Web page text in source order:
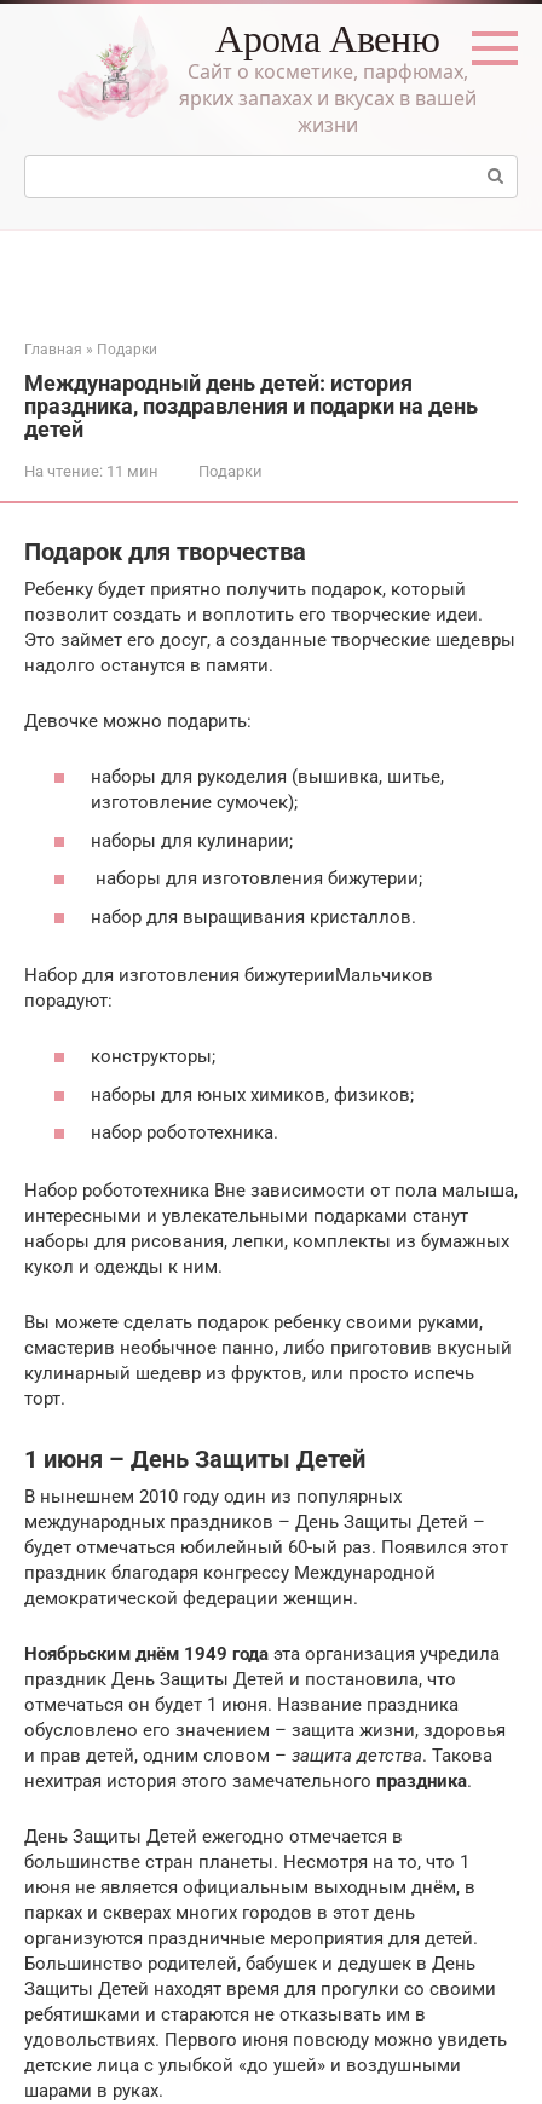
Перейти
Арома Авеню
Сайт о косметике, парфюмах,
ярких запахах и вкусах в вашей
жизни
Поиск:
Главная » Подарки
Международный день детей: история
праздника, поздравления и подарки на день
детей
На чтение: 11 мин Подарки
Подарок для творчества
Ребенку будет приятно получить подарок, который
позволит создать и воплотить его творческие идеи.
Это займет его досуг, а созданные творческие шедевры
надолго останутся в памяти.
Девочке можно подарить:
наборы для рукоделия (вышивка, шитье,
изготовление сумочек);
наборы для кулинарии;
наборы для изготовления бижутерии;
набор для выращивания кристаллов.
Набор для изготовления бижутерииМальчиков
порадуют:
конструкторы;
наборы для юных химиков, физиков;
набор робототехника.
Набор робототехника Вне зависимости от пола малыша,
интересными и увлекательными подарками станут
наборы для рисования, лепки, комплекты из бумажных
кукол и одежды к ним.
Вы можете сделать подарок ребенку своими руками,
смастерив необычное панно, либо приготовив вкусный
кулинарный шедевр из фруктов, или просто испечь
торт.
1 июня – День Защиты Детей
В нынешнем 2010 году один из популярных
международных праздников – День Защиты Детей –
будет отмечаться юбилейный 60-ый раз. Появился этот
праздник благодаря конгрессу Международной
демократической федерации женщин.
Ноябрьским днём 1949 года эта организация учредила
праздник День Защиты Детей и постановила, что
отмечаться он будет 1 июня. Название праздника
обусловлено его значением – защита жизни, здоровья
и прав детей, одним словом – защита детства. Такова
нехитрая история этого замечательного праздника.
День Защиты Детей ежегодно отмечается в
большинстве стран планеты. Несмотря на то, что 1
июня не является официальным выходным днём, в
парках и скверах многих городов в этот день
организуются праздничные мероприятия для детей.
Большинство родителей, бабушек и дедушек в День
Защиты Детей находят время для прогулки со своими
ребятишками и стараются не отказывать им в
удовольствиях. Первого июня повсюду можно увидеть
детские лица с улыбкой «до ушей» и воздушными
шарами в руках.